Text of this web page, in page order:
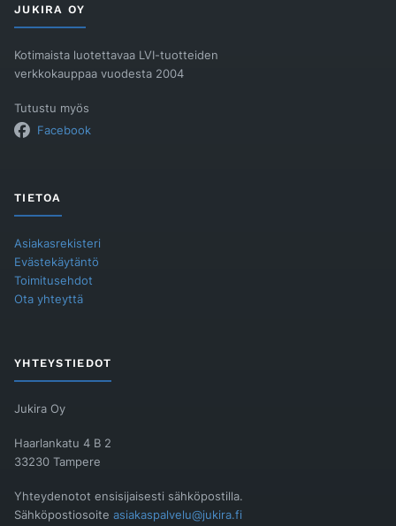
JUKIRA OY
Kotimaista luotettavaa LVI-tuotteiden
verkkokauppaa vuodesta 2004
Tutustu myös
Facebook
TIETOA
Asiakasrekisteri
Evästekäytäntö
Toimitusehdot
Ota yhteyttä
YHTEYSTIEDOT
Jukira Oy
Haarlankatu 4 B 2
33230 Tampere
Yhteydenotot ensisijaisesti sähköpostilla.
Sähköpostiosoite asiakaspalvelu@jukira.fi